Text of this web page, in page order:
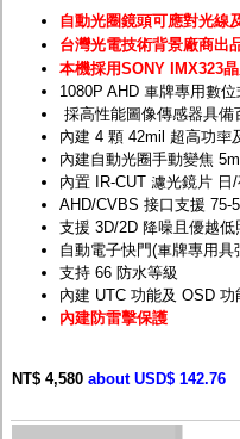
自動光圈鏡頭可應對光線
台灣光電技術背景廠商出
本機採用SONY IMX323
1080P AHD 車牌專用數
採高性能圖像傳感器具備
內建 4 顆 42mil 超高功率
內建自動光圈手動變焦
內置 IR-CUT 濾光鏡片 日
AHD/CVBS 接口支援 75-
支援 3D/2D 降噪且優越低
自動電子快門(車牌專用具
支持 66 防水等級
內建 UTC 功能及 OSD 功
內建防雷擊保護
NT$ 4,580 about USD$ 142.76